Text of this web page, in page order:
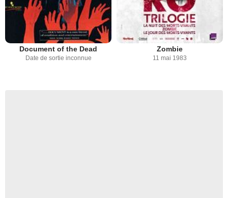
Document of the Dead
Date de sortie inconnue
Zombie
11 mai 1983